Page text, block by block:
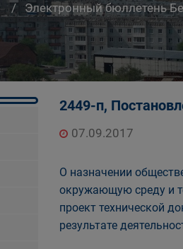
Электронный бюллетень
2449-п,
07.09.2017
О назначении
окружающую среду и
проект технической
результате